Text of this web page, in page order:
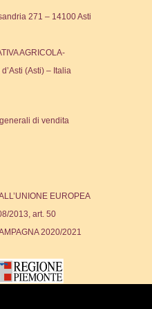
271 – 14100 Asti
AGRICOLA-
(Asti) – Italia
di vendita
EUROPEA
2013, art. 50
2020/2021